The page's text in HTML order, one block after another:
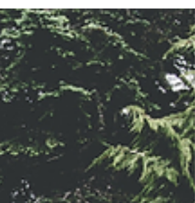
ce que nos gestes
servent vraiment?